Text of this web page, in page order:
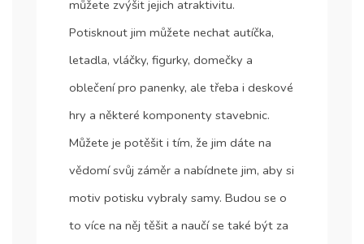
můžete zvýšit jejich atraktivitu.
Potisknout jim můžete nechat autíčka,
letadla, vláčky, figurky, domečky a
oblečení pro panenky, ale třeba i deskové
hry a některé komponenty stavebnic.
Můžete je potěšit i tím, že jim dáte na
vědomí svůj záměr a nabídnete jim, aby si
motiv potisku vybraly samy. Budou se o
to více na něj těšit a naučí se také být za